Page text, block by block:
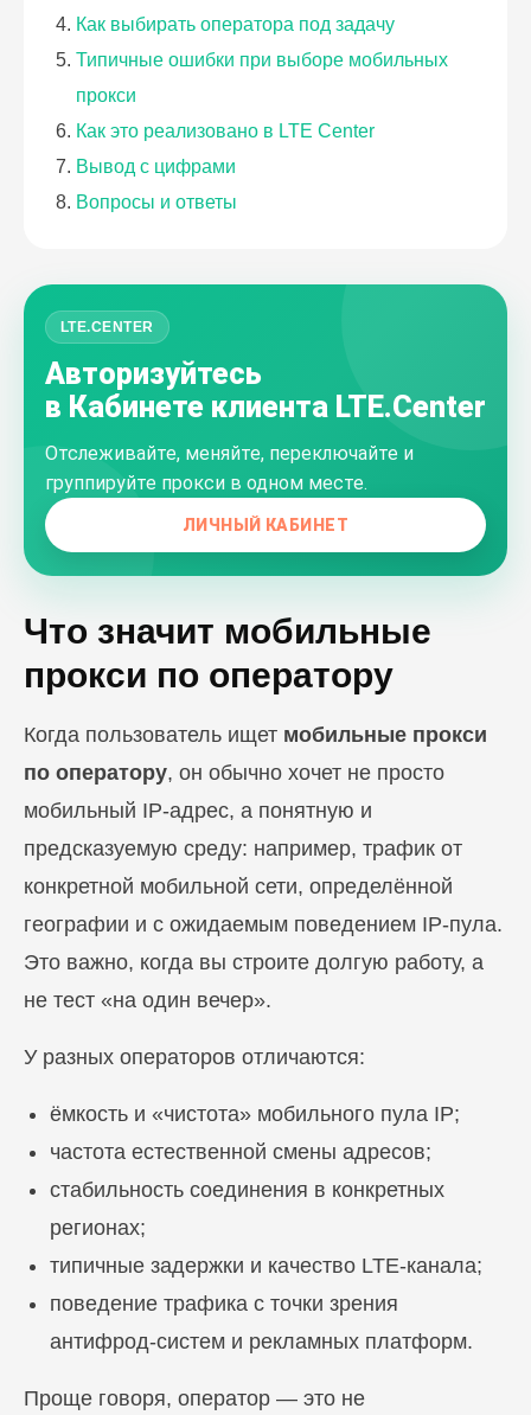
Как выбирать оператора под задачу
Типичные ошибки при выборе мобильных
прокси
Как это реализовано в LTE Center
Вывод с цифрами
Вопросы и ответы
LTE.CENTER
Авторизуйтесь
в Кабинете клиента LTE.Center
Отслеживайте, меняйте, переключайте и
группируйте прокси в одном месте.
ЛИЧНЫЙ КАБИНЕТ
Что значит мобильные
прокси по оператору
Когда пользователь ищет мобильные прокси
по оператору, он обычно хочет не просто
мобильный IP-адрес, а понятную и
предсказуемую среду: например, трафик от
конкретной мобильной сети, определённой
географии и с ожидаемым поведением IP-пула.
Это важно, когда вы строите долгую работу, а
не тест «на один вечер».
У разных операторов отличаются:
ёмкость и «чистота» мобильного пула IP;
частота естественной смены адресов;
стабильность соединения в конкретных
регионах;
типичные задержки и качество LTE-канала;
поведение трафика с точки зрения
антифрод-систем и рекламных платформ.
Проще говоря, оператор — это не